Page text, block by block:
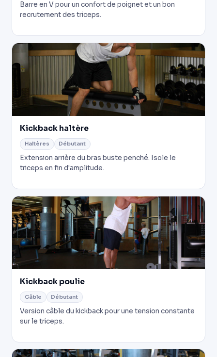
Barre en V pour un confort de poignet et un bon
recrutement des triceps.
Kickback haltère
Haltères Débutant
Extension arrière du bras buste penché. Isole le
triceps en fin d'amplitude.
Kickback poulie
Câble Débutant
Version câble du kickback pour une tension constante
sur le triceps.